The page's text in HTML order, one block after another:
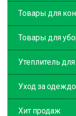
Товары для
Товары для
Утеплитель
Уход за
Хит продаж